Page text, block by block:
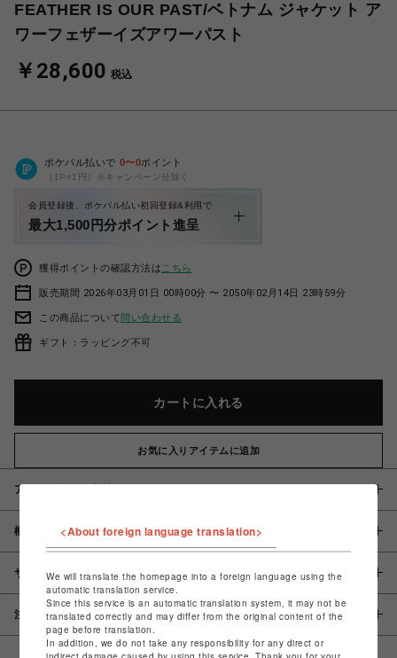
FEATHER IS OUR PAST/ベトナム ジャケット ア
ワーフェザーイズアワーパスト
￥28,600 税込
ポケパル払いで 0〜0ポイント
（1P=1円）※キャンペーン分除く
会員登録後、ポケパル払い初回登録&利用で
最大1,500円分ポイント進呈
獲得ポイントの確認方法は こちら
販売期間 2026年03月01日 00時00分 〜 2050年02月14日 23時59分
この商品について問い合わせる
ギフト：ラッピング不可
カートに入れる
お気に入りアイテムに追加
アイテム説明 / 素材
概要
サイズ
注意事項
<About foreign language translation>
We will translate the homepage into a foreign language using the
automatic translation service.
Since this service is an automatic translation system, it may not be
translated correctly and may differ from the original content of the
page before translation.
In addition, we do not take any responsibility for any direct or